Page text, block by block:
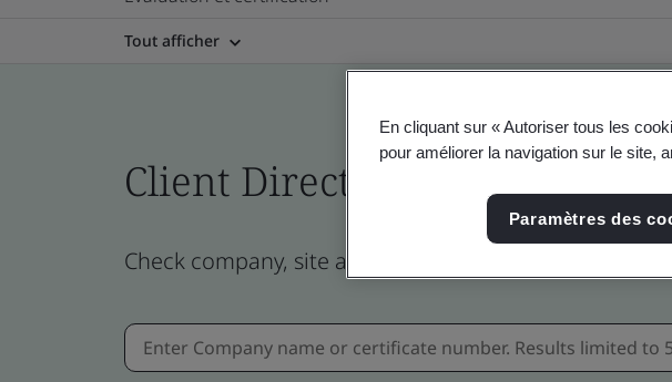
Tout afficher
Client Directory certificate
Check company, site and product certificates -
En cliquant sur « Autoriser tous les
pour améliorer la navigation sur le site,
Paramètres des